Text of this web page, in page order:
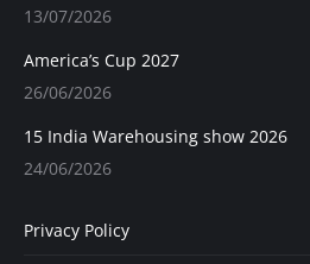
13/07/2026
America’s Cup 2027
26/06/2026
15 India Warehousing show 2026
24/06/2026
Privacy Policy